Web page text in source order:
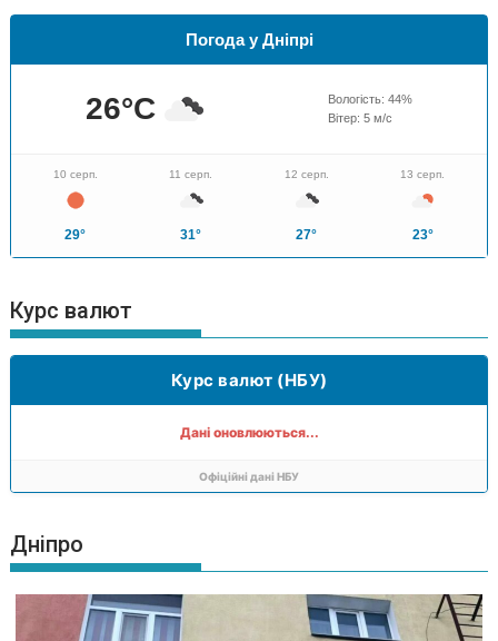
Погода у Дніпрі
26°C Вологість: 44%
Вітер: 5м/с
10 серп.
29°
11 серп.
31°
12 серп.
27°
13 серп.
23°
Курс валют
Курс валют (НБУ)
Дані оновлюються...
Офіційні дані НБУ
Дніпро